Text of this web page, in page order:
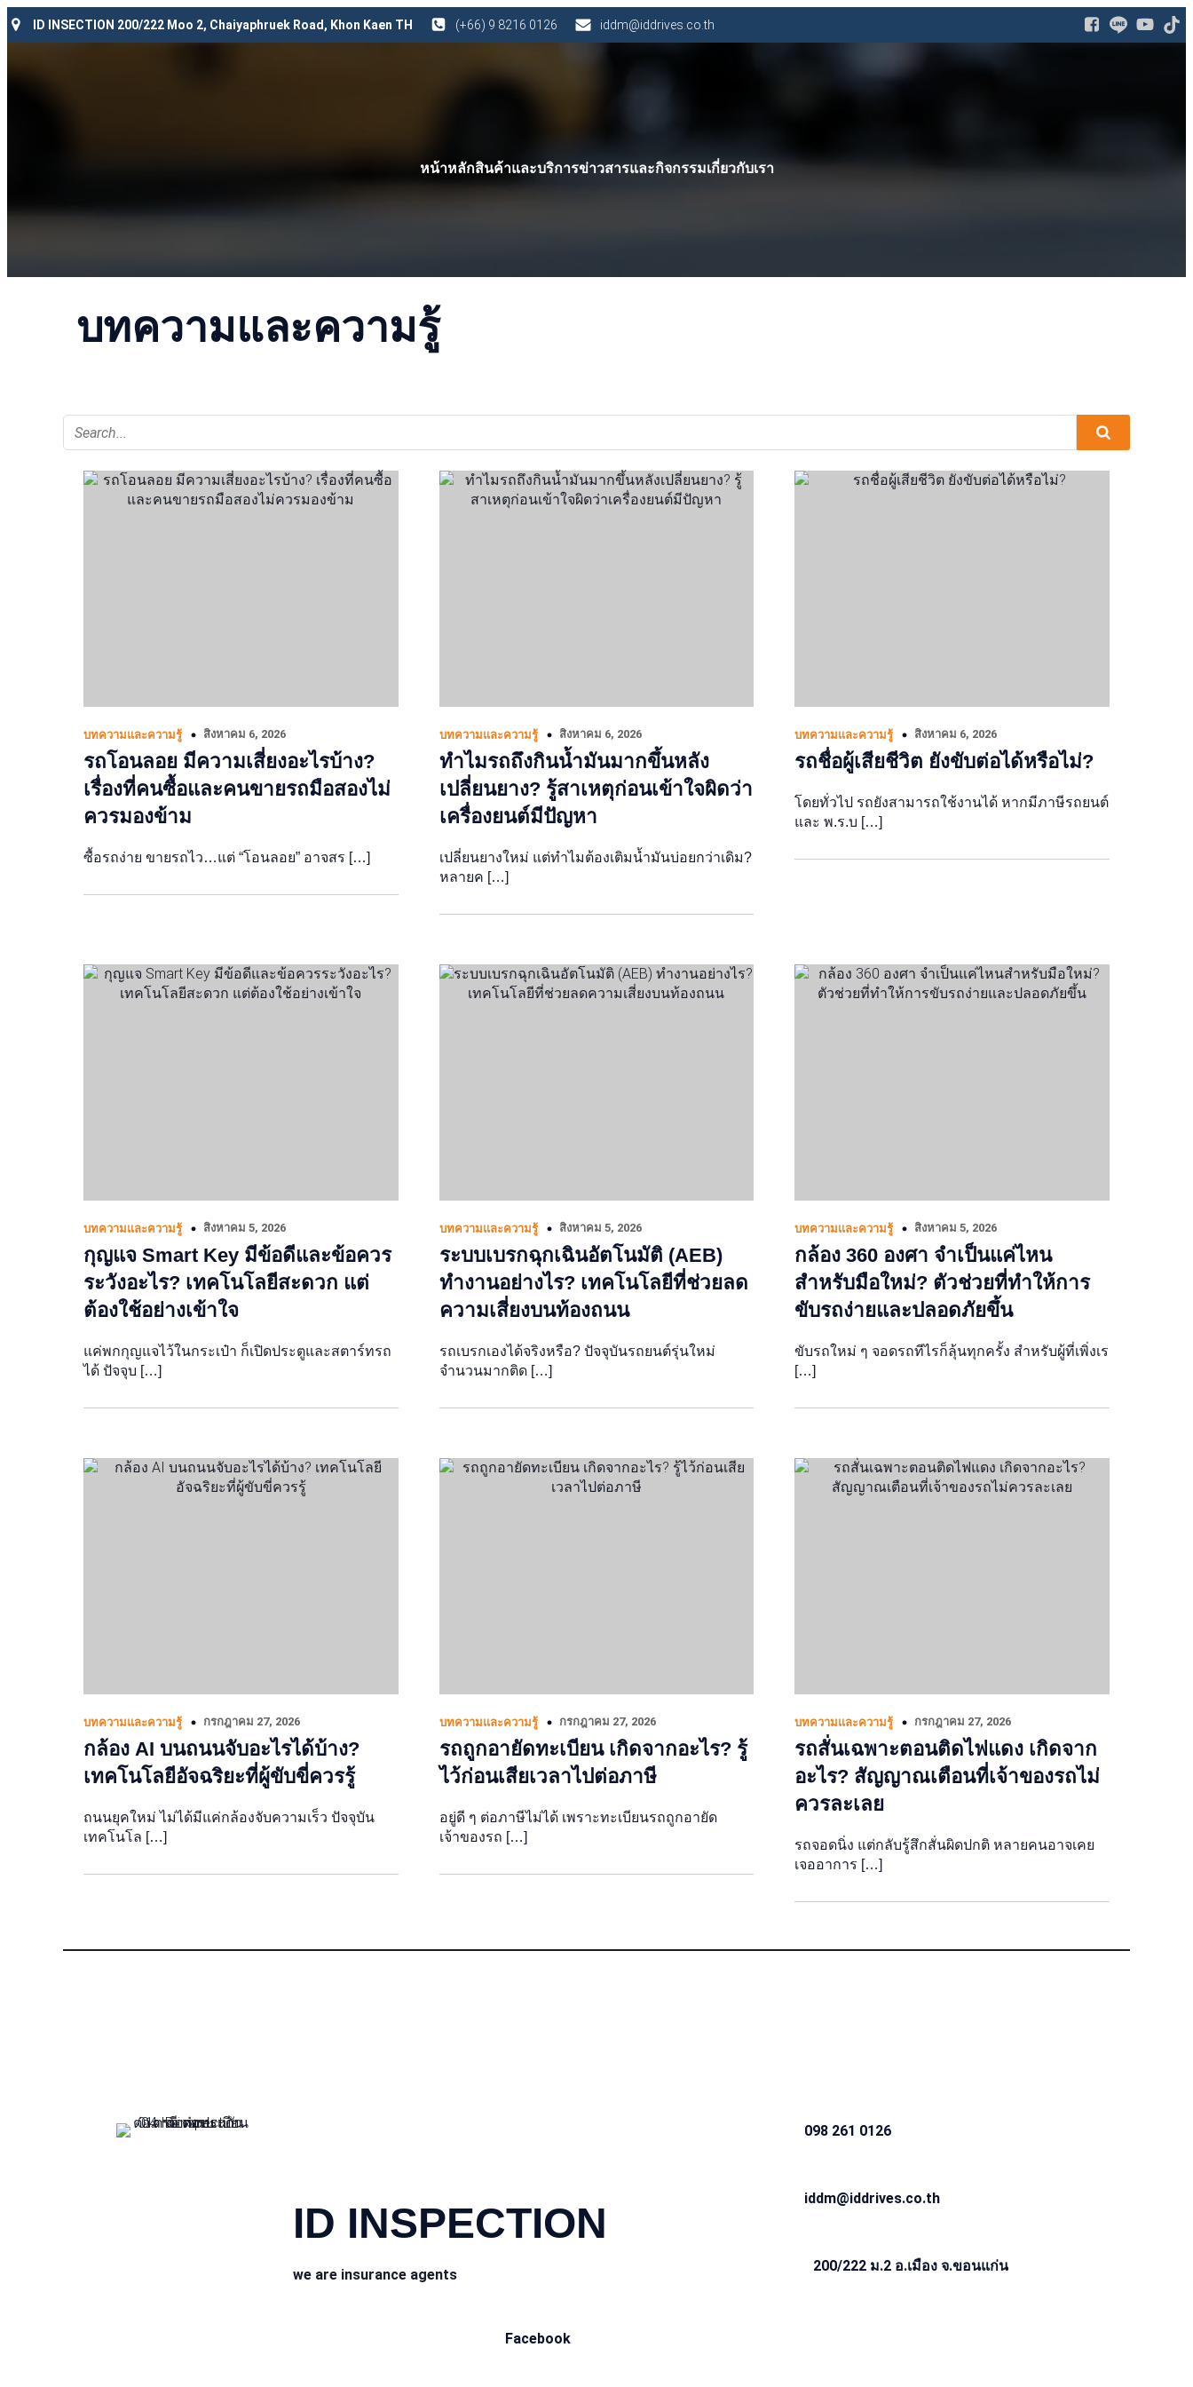
ID INSECTION 200/222 Moo 2, Chaiyaphruek Road, Khon Kaen TH (+66) 9 8216 0126 iddm@iddrives.co.th
หน้าหลักสินค้าและบริการข่าวสารและกิจกรรมเกี่ยวกับเรา
บทความและความรู้
บทความและความรู้ สิงหาคม 6, 2026
รถโอนลอย มีความเสี่ยงอะไรบ้าง?
เรื่องที่คนซื้อและคนขายรถมือสองไม่
ควรมองข้าม
ซื้อรถง่าย ขายรถไว…แต่ “โอนลอย” อาจสร […]
บทความและความรู้ สิงหาคม 6, 2026
ทำไมรถถึงกินน้ำมันมากขึ้นหลัง
เปลี่ยนยาง? รู้สาเหตุก่อนเข้าใจผิดว่า
เครื่องยนต์มีปัญหา
เปลี่ยนยางใหม่ แต่ทำไมต้องเติมน้ำมันบ่อยกว่าเดิม?
หลายค […]
บทความและความรู้ สิงหาคม 6, 2026
รถชื่อผู้เสียชีวิต ยังขับต่อได้หรือไม่?
โดยทั่วไป รถยังสามารถใช้งานได้ หากมีภาษีรถยนต์
และ พ.ร.บ […]
บทความและความรู้ สิงหาคม 5, 2026
กุญแจ Smart Key มีข้อดีและข้อควร
ระวังอะไร? เทคโนโลยีสะดวก แต่
ต้องใช้อย่างเข้าใจ
แค่พกกุญแจไว้ในกระเป๋า ก็เปิดประตูและสตาร์ทรถ
ได้ ปัจจุบ […]
บทความและความรู้ สิงหาคม 5, 2026
ระบบเบรกฉุกเฉินอัตโนมัติ (AEB)
ทำงานอย่างไร? เทคโนโลยีที่ช่วยลด
ความเสี่ยงบนท้องถนน
รถเบรกเองได้จริงหรือ? ปัจจุบันรถยนต์รุ่นใหม่
จำนวนมากติด […]
บทความและความรู้ สิงหาคม 5, 2026
กล้อง 360 องศา จำเป็นแค่ไหน
สำหรับมือใหม่? ตัวช่วยที่ทำให้การ
ขับรถง่ายและปลอดภัยขึ้น
ขับรถใหม่ ๆ จอดรถทีไรก็ลุ้นทุกครั้ง สำหรับผู้ที่เพิ่งเร
[…]
บทความและความรู้ กรกฎาคม 27, 2026
กล้อง AI บนถนนจับอะไรได้บ้าง?
เทคโนโลยีอัจฉริยะที่ผู้ขับขี่ควรรู้
ถนนยุคใหม่ ไม่ได้มีแค่กล้องจับความเร็ว ปัจจุบัน
เทคโนโล […]
บทความและความรู้ กรกฎาคม 27, 2026
รถถูกอายัดทะเบียน เกิดจากอะไร? รู้
ไว้ก่อนเสียเวลาไปต่อภาษี
อยู่ดี ๆ ต่อภาษีไม่ได้ เพราะทะเบียนรถถูกอายัด
เจ้าของรถ […]
บทความและความรู้ กรกฎาคม 27, 2026
รถสั่นเฉพาะตอนติดไฟแดง เกิดจาก
อะไร? สัญญาณเตือนที่เจ้าของรถไม่
ควรละเลย
รถจอดนิ่ง แต่กลับรู้สึกสั่นผิดปกติ หลายคนอาจเคย
เจออาการ […]
ID INSPECTION
we are insurance agents
098 261 0126
iddm@iddrives.co.th
200/222 ม.2 อ.เมือง จ.ขอนแก่น
Facebook